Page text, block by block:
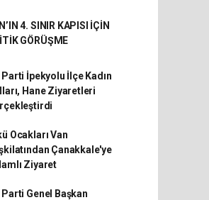
4. SINIR KAPISI İÇİN
GÖRÜŞME
Parti İpekyolu İlçe Kadın
Hane Ziyaretleri
Ocakları Van
Çanakkale'ye
Ziyaret
Parti Genel Başkan